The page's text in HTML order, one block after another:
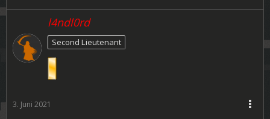
l4ndl0rd
Second Lieutenant
3. Juni 2021